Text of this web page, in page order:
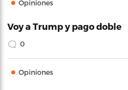
Opiniones
Voy a Trump y pago doble
0
Opiniones